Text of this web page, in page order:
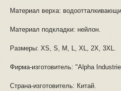
Материал верха:
Материал подкладки: нейлон.
Размеры: XS, S, M, L, XL, 2X, 3XL.
Фирма-изготовитель: "Alpha
Страна-изготовитель: Китай.